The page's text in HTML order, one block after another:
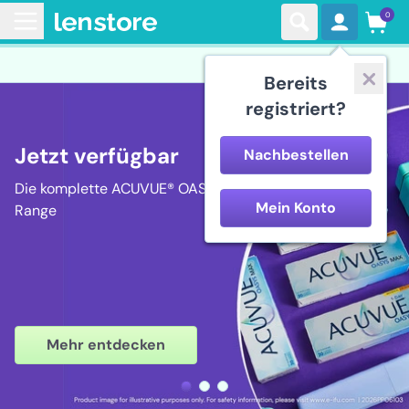
Bereits
registriert?
Nachbestellen
Mein Konto
0
Jetzt verfügbar
Die komplette ACUVUE® OASYS MAX
Range
Mehr entdecken
Jetzt shoppen
Jetzt loslegen